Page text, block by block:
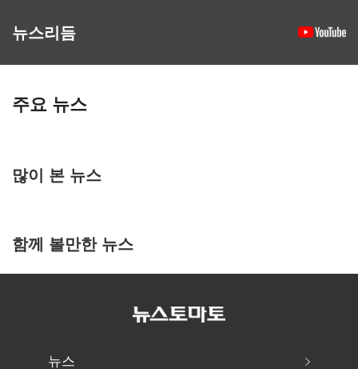
뉴스리듬
주요 뉴스
많이 본 뉴스
함께 볼만한 뉴스
뉴스